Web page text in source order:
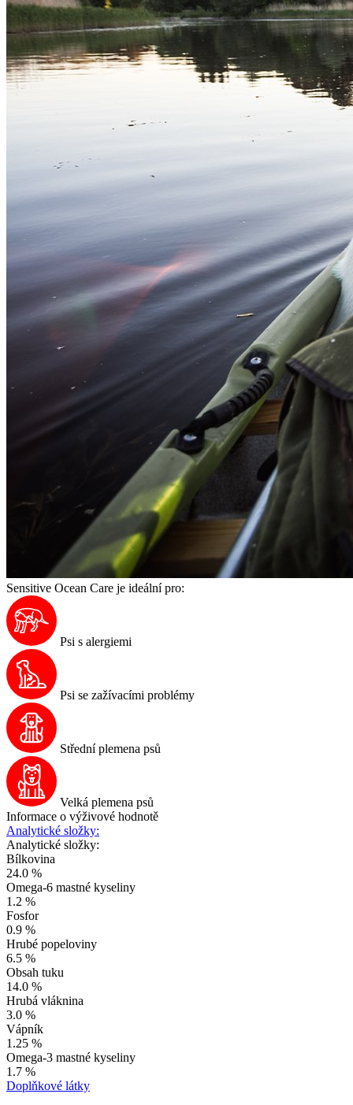
Sensitive Ocean Care je ideální pro:
Psi s alergiemi
Psi se zažívacími problémy
Střední plemena psů
Velká plemena psů
Informace o výživové hodnotě
Analytické složky:
Analytické složky:
Bílkovina
24.0 %
Omega-6 mastné kyseliny
1.2 %
Fosfor
0.9 %
Hrubé popeloviny
6.5 %
Obsah tuku
14.0 %
Hrubá vláknina
3.0 %
Vápník
1.25 %
Omega-3 mastné kyseliny
1.7 %
Doplňkové látky